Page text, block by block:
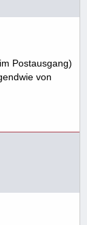
Postausgang)
von